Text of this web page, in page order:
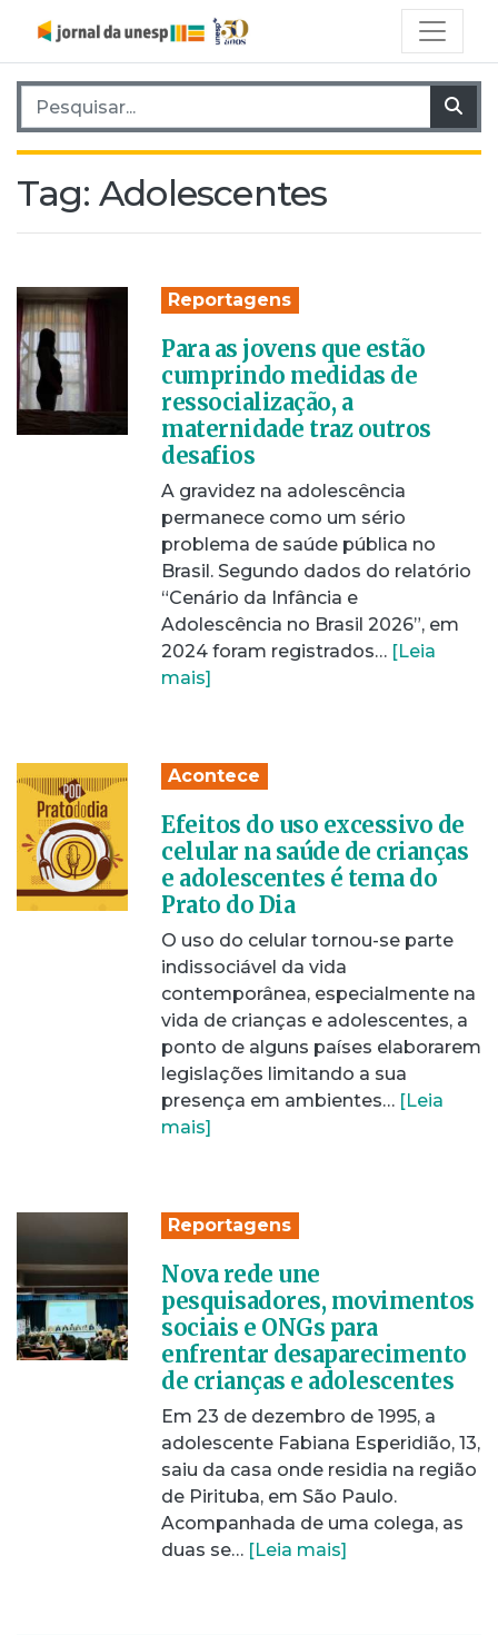
Pesquisar por:
Tag: Adolescentes
Reportagens
Para as jovens que estão
cumprindo medidas de
ressocialização, a
maternidade traz outros
desafios
A gravidez na adolescência
permanece como um sério
problema de saúde pública no
Brasil. Segundo dados do relatório
“Cenário da Infância e
Adolescência no Brasil 2026”, em
2024 foram registrados… [Leia
mais]
Acontece
Efeitos do uso excessivo de
celular na saúde de crianças
e adolescentes é tema do
Prato do Dia
O uso do celular tornou-se parte
indissociável da vida
contemporânea, especialmente na
vida de crianças e adolescentes, a
ponto de alguns países elaborarem
legislações limitando a sua
presença em ambientes… [Leia
mais]
Reportagens
Nova rede une
pesquisadores, movimentos
sociais e ONGs para
enfrentar desaparecimento
de crianças e adolescentes
Em 23 de dezembro de 1995, a
adolescente Fabiana Esperidião, 13,
saiu da casa onde residia na região
de Pirituba, em São Paulo.
Acompanhada de uma colega, as
duas se… [Leia mais]